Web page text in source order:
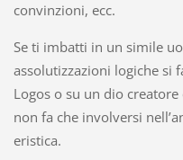
convinzioni, ecc.
Se ti imbatti in un simile
assolutizzazioni logiche si
Logos o su un dio
non fa che involversi
eristica.